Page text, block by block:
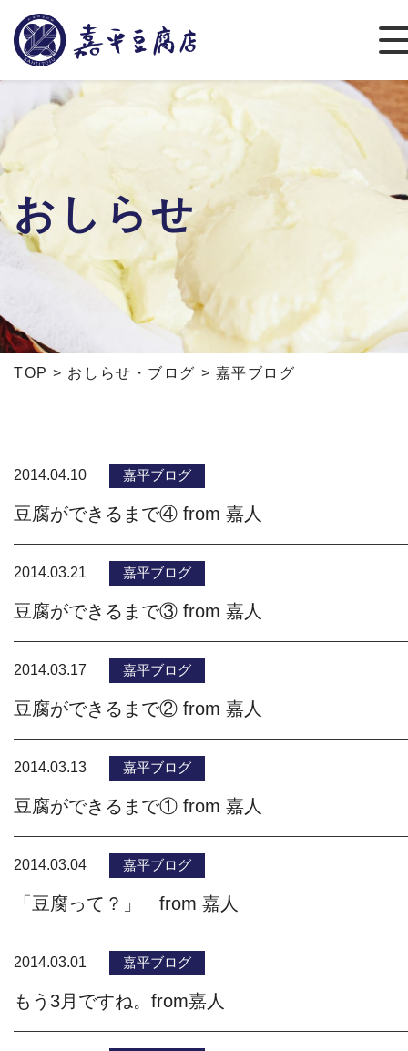
おしらせ
TOP > おしらせ・ブログ > 嘉平ブログ
2014.04.10 嘉平ブログ
豆腐ができるまで④ from 嘉人
2014.03.21 嘉平ブログ
豆腐ができるまで③ from 嘉人
2014.03.17 嘉平ブログ
豆腐ができるまで② from 嘉人
2014.03.13 嘉平ブログ
豆腐ができるまで① from 嘉人
2014.03.04 嘉平ブログ
「豆腐って？」 from 嘉人
2014.03.01 嘉平ブログ
もう3月ですね。from嘉人